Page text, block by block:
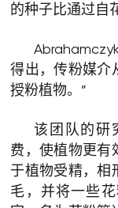
的种子比通过自
得出，传粉媒介
授粉植物。”
该团队的研
费，使植物更有
于植物受精，相
毛，并将一些